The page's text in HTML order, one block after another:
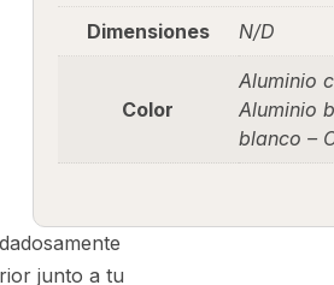
Dimensiones N/D
Color
Aluminio
Aluminio
blanco –
junto a tu